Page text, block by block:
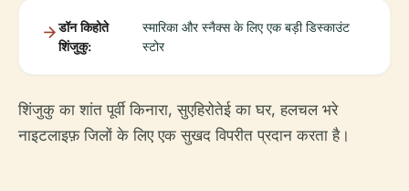
डॉन किहोते
शिंजुकु:
स्मारिका और स्नैक्स के लिए एक बड़ी डिस्काउंट
स्टोर
शिंजुकु का शांत पूर्वी किनारा, सुएहिरोतेई का घर, हलचल भरे
नाइटलाइफ़ जिलों के लिए एक सुखद विपरीत प्रदान करता है।